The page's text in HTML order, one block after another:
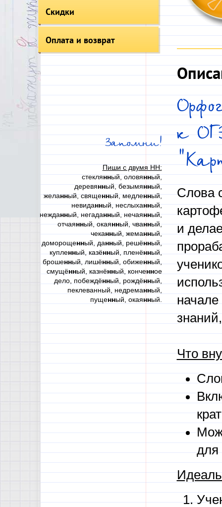
Скидки
Оплата и возврат
Запомни!
Пиши с двумя НН:
стеклянный, оловянный,
деревянный, безымянный,
желанный, священный, медленный,
невиданный, неслыханный,
нежданный, негаданный, нечаянный,
отчаянный, окаянный, чванный,
чеканный, жеманный,
доморощенный, данный, решённый,
купленный, казённый, пленённый,
брошенный, лишённый, обиженный,
смущённый, казнённый, конченное
дело, побеждённый, рождённый,
пеклеванный, недреманный,
пущенный, окаянный.
к
Слова
и
начале
Что
для